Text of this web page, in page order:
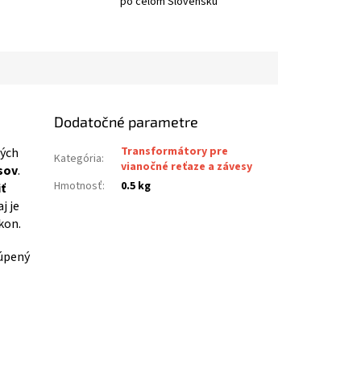
.
je
Dodatočné parametre
Kategória:
Transformátory pre
vianočné reťaze a závesy
Hmotnosť: 0.5 kg